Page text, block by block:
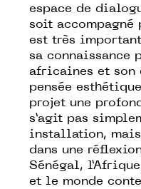
espace de
soit accompagné
est très
sa connaissance
africaines et son
pensée
projet une
s’agit pas
installation,
dans une
Sénégal,
et le monde